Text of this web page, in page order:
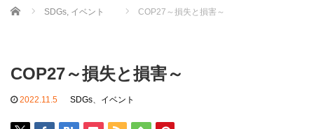
Home SDGs, イベント COP27～損失と損害～
COP27～損失と損害～
2022.11.5 SDGs、 イベント